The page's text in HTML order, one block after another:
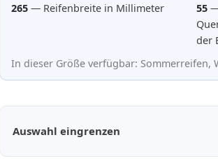
265 — Reifenbreite in Millimeter 55—
der
In dieser Größe verfügbar: Sommerreifen,
Auswahl eingrenzen
Passende Reifen in 265/55 R19